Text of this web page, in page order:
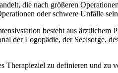
die nach größeren
oder schwere Unfälle
besteht aus ärztlichem
der Logopädie, der Seelsorge,
zu definieren und zu